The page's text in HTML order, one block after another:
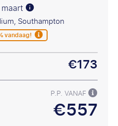
Southampton
vandaag!
€173
P.P. VANAF
€557